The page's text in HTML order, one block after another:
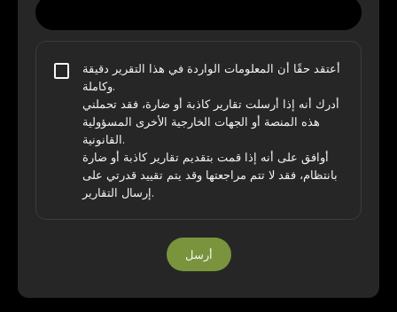
أعتقد حقًا أن المعلومات الواردة في هذا التقرير دقيقة
وكاملة.
أدرك أنه إذا أرسلت تقارير كاذبة أو ضارة، فقد تحملني
هذه المنصة أو الجهات الخارجية الأخرى المسؤولية
القانونية.
أوافق على أنه إذا قمت بتقديم تقارير كاذبة أو ضارة
بانتظام، فقد لا تتم مراجعتها وقد يتم تقييد قدرتي على
إرسال التقارير.
أرسل